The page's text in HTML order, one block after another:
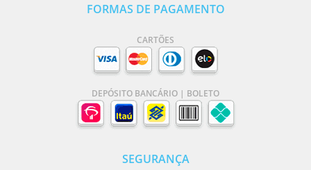
FORMAS DE PAGAMENTO
CARTÕES
DEPÓSITO BANCÁRIO | BOLETO
SEGURANÇA